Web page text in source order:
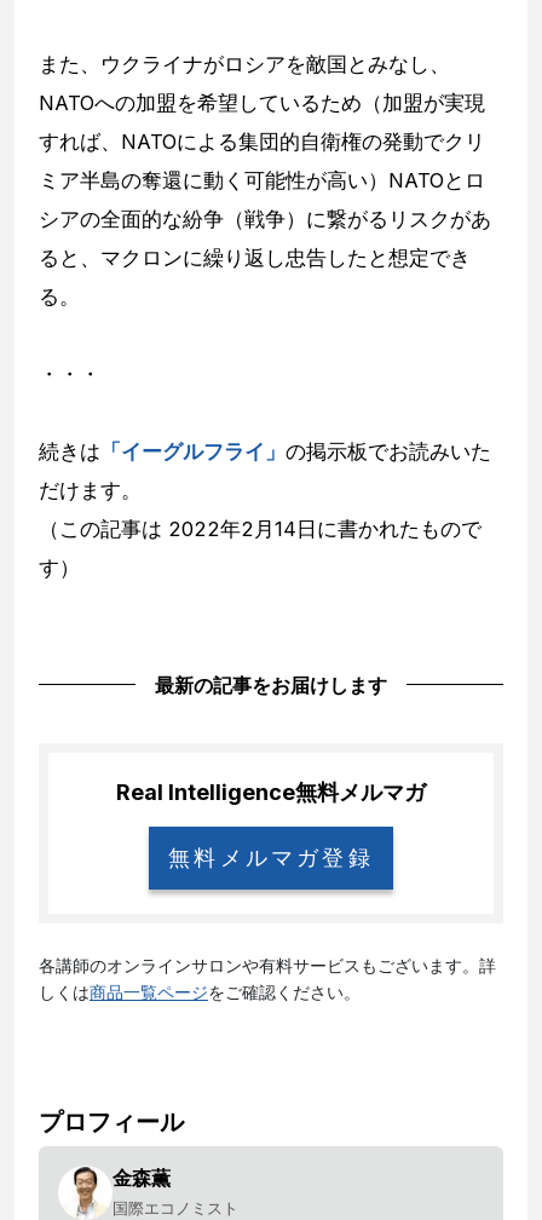
また、ウクライナがロシアを敵国とみなし、
NATOへの加盟を希望しているため（加盟が実現
すれば、NATOによる集団的自衛権の発動でクリ
ミア半島の奪還に動く可能性が高い）NATOとロ
シアの全面的な紛争（戦争）に繋がるリスクがあ
ると、マクロンに繰り返し忠告したと想定でき
る。
・・・
続きは 「イーグルフライ」 の掲示板でお読みいた
だけます。
（この記事は 2022年2月14日に書かれたもので
す）
最新の記事をお届けします
Real Intelligence無料メルマガ
無料メルマガ登録
各講師のオンラインサロンや有料サービスもございます。詳
しくは商品一覧ページをご確認ください。
プロフィール
金森薫
国際エコノミスト